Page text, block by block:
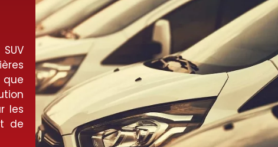
les
de